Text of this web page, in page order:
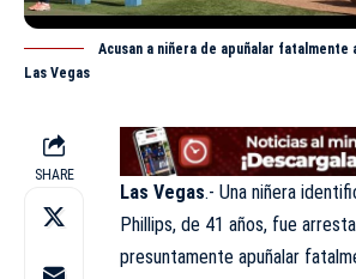
Acusan a niñera de apuñalar fatalmente
Las Vegas
SHARE
Las Vegas.- Una niñera
Phillips, de 41 años, fue
presuntamente apuñalar